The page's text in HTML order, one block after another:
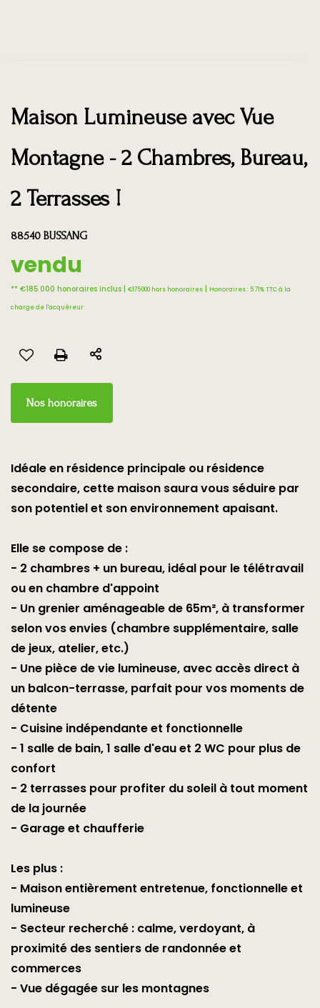
Maison Lumineuse avec Vue
Montagne - 2 Chambres, Bureau,
2 Terrasses !
88540 BUSSANG
vendu
** €185 000 honoraires inclus | €175 000 hors honoraires | Honoraires : 5.71% TTC à la
charge de l'acquéreur
Nos honoraires
Idéale en résidence principale ou résidence
secondaire, cette maison saura vous séduire par
son potentiel et son environnement apaisant.
Elle se compose de :
- 2 chambres + un bureau, idéal pour le télétravail
ou en chambre d'appoint
- Un grenier aménageable de 65m², à transformer
selon vos envies (chambre supplémentaire, salle
de jeux, atelier, etc.)
- Une pièce de vie lumineuse, avec accès direct à
un balcon-terrasse, parfait pour vos moments de
détente
- Cuisine indépendante et fonctionnelle
- 1 salle de bain, 1 salle d'eau et 2 WC pour plus de
confort
- 2 terrasses pour profiter du soleil à tout moment
de la journée
- Garage et chaufferie
Les plus :
- Maison entièrement entretenue, fonctionnelle et
lumineuse
- Secteur recherché : calme, verdoyant, à
proximité des sentiers de randonnée et
commerces
- Vue dégagée sur les montagnes